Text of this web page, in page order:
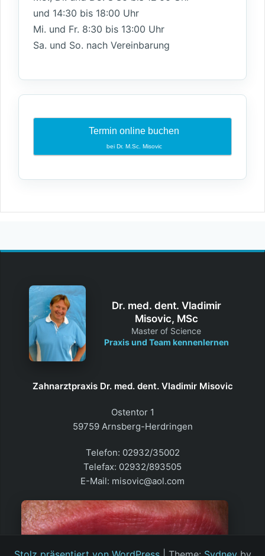
und 14:30 bis 18:00 Uhr
Mi. und Fr. 8:30 bis 13:00 Uhr
Sa. und So. nach Vereinbarung
Termin online buchen
bei Dr. M.Sc. Misovic
Dr. med. dent. Vladimir
Misovic, MSc
Master of Science
Praxis und Team kennenlernen
Zahnarztpraxis Dr. med. dent. Vladimir Misovic
Ostentor 1
59759 Arnsberg-Herdringen
Telefon: 02932/35002
Telefax: 02932/893505
E-Mail: misovic@aol.com